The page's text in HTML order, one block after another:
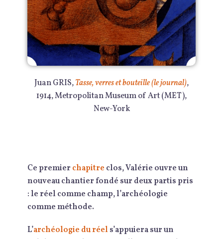
Juan GRIS,Tasse, verres et bouteille (le journal),
1914, Metropolitan Museum of Art (MET),
New-York
Ce premier chapitre clos, Valérie ouvre un
nouveau chantier fondé sur deux partis pris
: le réel comme champ, l’archéologie
comme méthode.
L’archéologie du réels’appuiera sur un